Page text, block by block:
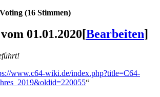
(16 Stimmen)
01.01.2020[Bearbeiten]
www.c64-wiki.de/index.php?title=C64-
“